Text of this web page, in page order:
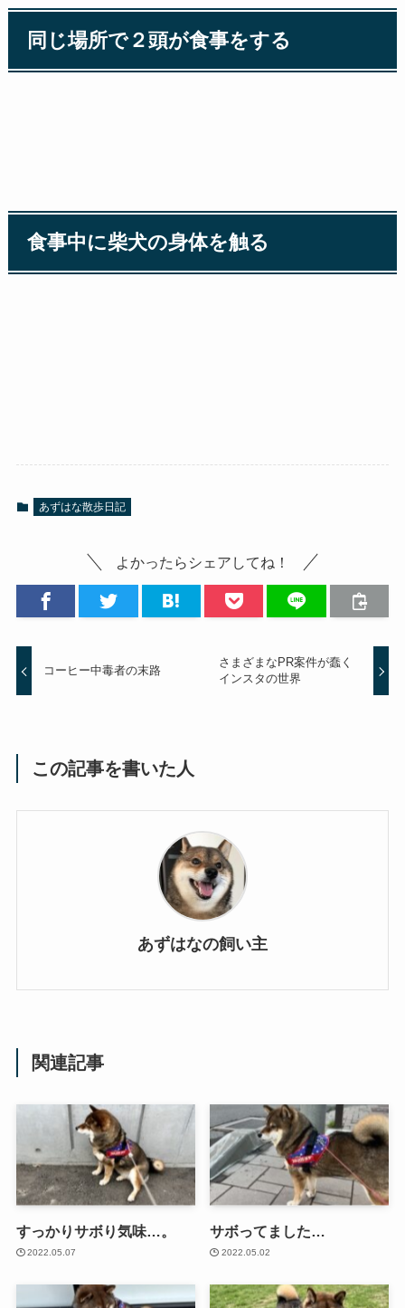
同じ場所で２頭が食事をする
食事中に柴犬の身体を触る
あずはな散歩日記
よかったらシェアしてね！
コーヒー中毒者の末路
さまざまなPR案件が蠢く
インスタの世界
この記事を書いた人
あずはなの飼い主
関連記事
すっかりサボり気味…。
2022.05.07
サボってました…
2022.05.02